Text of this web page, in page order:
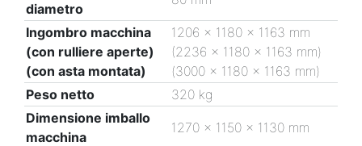
diametro
Ingombro macchina
(con rulliere aperte)
(con asta montata)
1206 x 1180 x 1163 mm
(2236 x 1180 x 1163 mm)
(3000 x 1180 x 1163 mm)
Peso netto
320 kg
Dimensione imballo
macchina
1270 x 1150 x 1130 mm